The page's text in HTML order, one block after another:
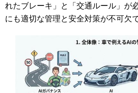
れたブレーキ」と「交通ルール」が
にも適切な管理と安全対策が不可欠で